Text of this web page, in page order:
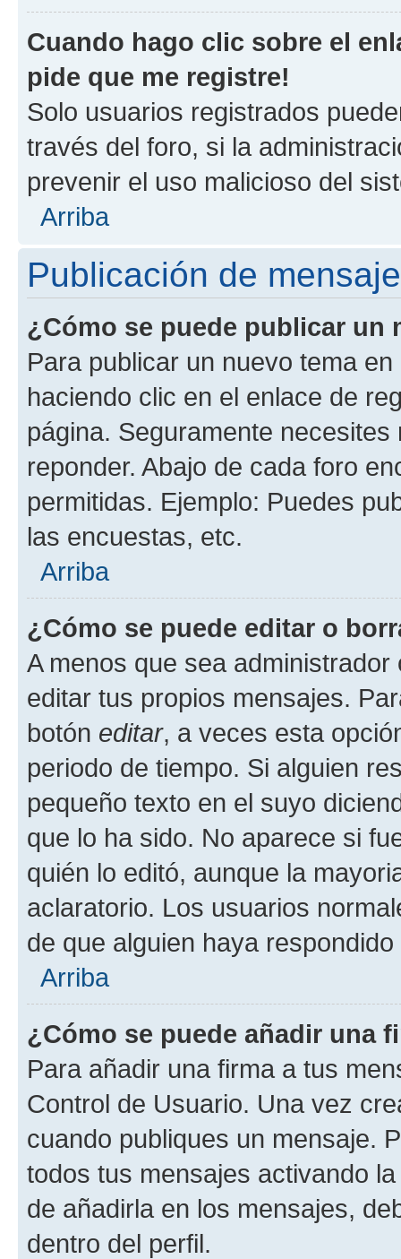
Cuando hago clic sobre el
pide que me registre!
Solo usuarios registrados
través del foro, si la
prevenir el uso malicioso del
Arriba
Publicación de
¿Cómo se puede publicar un
Para publicar un nuevo tema
haciendo clic en el enlace de
página. Seguramente
reponder. Abajo de cada foro
permitidas. Ejemplo: Puedes
las encuestas, etc.
Arriba
¿Cómo se puede editar o
A menos que sea
editar tus propios mensajes.
botón editar, a veces esta
periodo de tiempo. Si alguien
pequeño texto en el suyo
que lo ha sido. No aparece si
quién lo editó, aunque la
aclaratorio. Los usuarios
de que alguien haya
Arriba
¿Cómo se puede añadir una
Para añadir una firma a tus
Control de Usuario. Una vez
cuando publiques un mensaje.
todos tus mensajes activando
de añadirla en los mensajes,
dentro del perfil.